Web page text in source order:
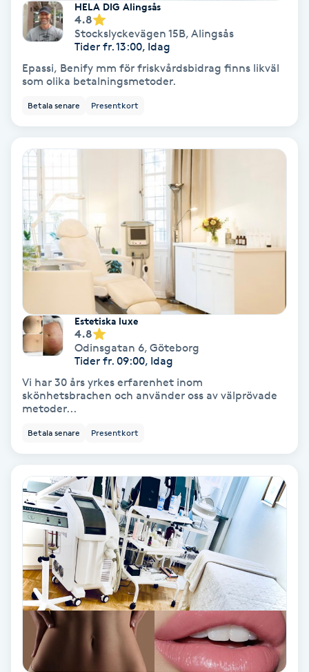
Nagelförlängning silke
Nagelförstärkning
Nagelklippning
Nageltrång
Nagelvård
Naglar borttagning
Naglar reparation
Naprapati
NBE-massage
Ny frisyr
Olaplex
Olaplexbehandling
Ombre
Ombre brows
Ombre naglar
HELA DIG Alingsås
4.8
Stockslyckevägen 15B, Alingsås
Tider fr. 13:00, Idag
Epassi, Benify mm för friskvårdsbidrag finns likväl
som olika betalningsmetoder.
Betala senare Presentkort
Estetiska luxe
4.8
Odinsgatan 6, Göteborg
Tider fr. 09:00, Idag
Vi har 30 års yrkes erfarenhet inom
skönhetsbrachen och använder oss av välprövade
metoder...
Betala senare Presentkort